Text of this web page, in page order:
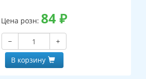
Цена розн: 84₽
−
+
В корзину